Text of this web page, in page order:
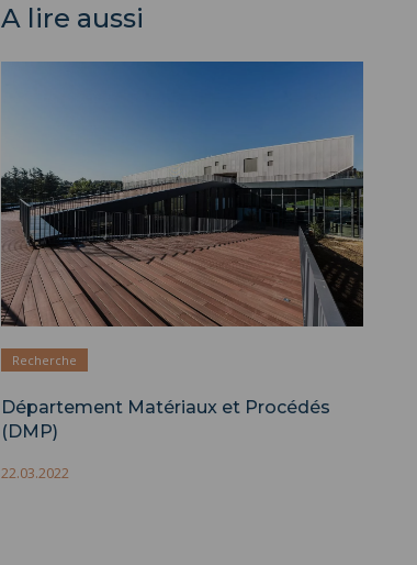
A lire aussi
Recherche
Département Matériaux et Procédés
(DMP)
22.03.2022